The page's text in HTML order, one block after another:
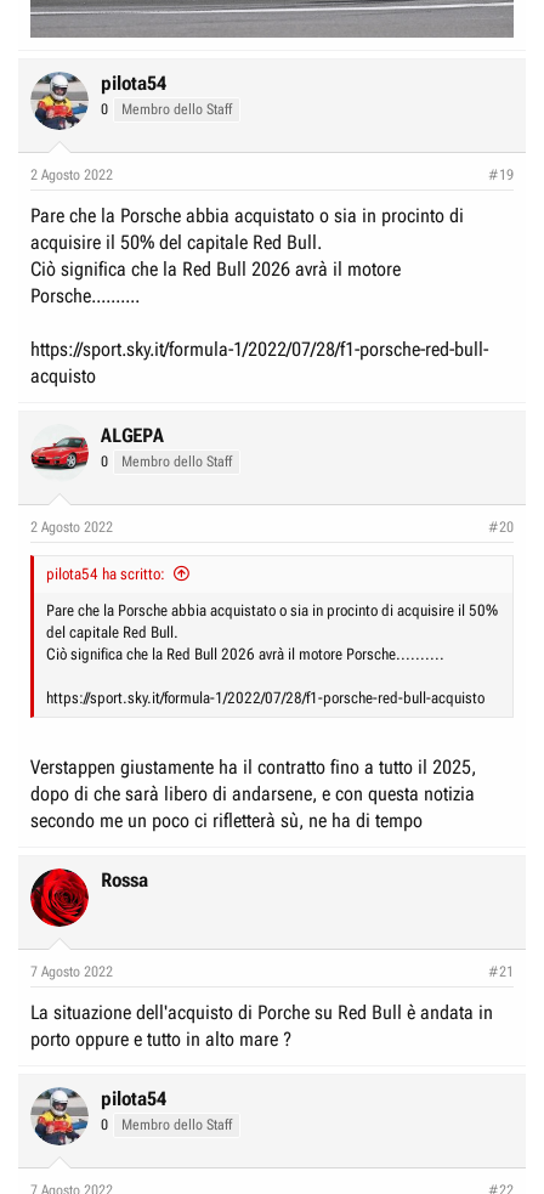
pilota54
0 Membro dello Staff
2 Agosto 2022 #19
Pare che la Porsche abbia acquistato o sia in procinto di
acquisire il 50% del capitale Red Bull.
Ciò significa che la Red Bull 2026 avrà il motore
Porsche..........
https://sport.sky.it/formula-1/2022/07/28/f1-porsche-red-bull-
acquisto
ALGEPA
0 Membro dello Staff
2 Agosto 2022 #20
pilota54 ha scritto:
Pare che la Porsche abbia acquistato o sia in procinto di acquisire il 50%
del capitale Red Bull.
Ciò significa che la Red Bull 2026 avrà il motore Porsche..........
https://sport.sky.it/formula-1/2022/07/28/f1-porsche-red-bull-acquisto
Verstappen giustamente ha il contratto fino a tutto il 2025,
dopo di che sarà libero di andarsene, e con questa notizia
secondo me un poco ci rifletterà sù, ne ha di tempo
Rossa
7 Agosto 2022 #21
La situazione dell'acquisto di Porche su Red Bull è andata in
porto oppure e tutto in alto mare ?
pilota54
0 Membro dello Staff
7 Agosto 2022 #22